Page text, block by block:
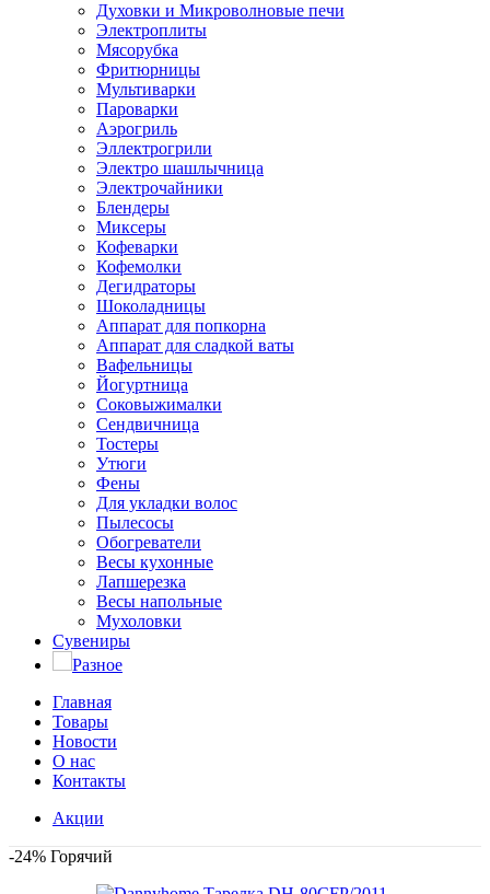
Духовки и Микроволновые печи
Электроплиты
Мясорубка
Фритюрницы
Мультиварки
Пароварки
Аэрогриль
Эллектрогрили
Электро шашлычница
Электрочайники
Блендеры
Миксеры
Кофеварки
Кофемолки
Дегидраторы
Шоколадницы
Аппарат для попкорна
Аппарат для сладкой ваты
Вафельницы
Йогуртница
Соковыжималки
Сендвичница
Тостеры
Утюги
Фены
Для укладки волос
Пылесосы
Обогреватели
Весы кухонные
Лапшерезка
Весы напольные
Мухоловки
Сувениры
Разное
Главная
Товары
Новости
О нас
Контакты
Акции
-24% Горячий